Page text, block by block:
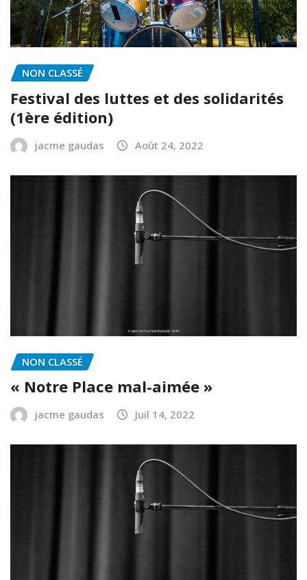
NON CLASSÉ
Festival des luttes et des solidarités
(1ère édition)
jacme gaudas Août 24, 2022
NON CLASSÉ
« Notre Place mal-aimée »
jacme gaudas Juil 14, 2022